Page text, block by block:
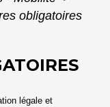
obligatoires
légale et